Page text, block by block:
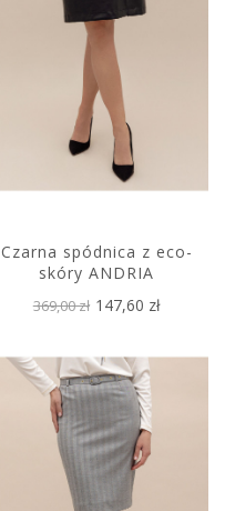
Czarna spódnica z eco-
skóry ANDRIA
369,00 zł 147,60 zł